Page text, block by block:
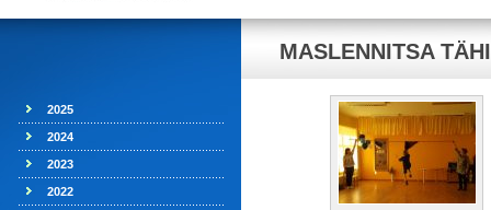
2025
2024
2023
2022
MASLENNITSA